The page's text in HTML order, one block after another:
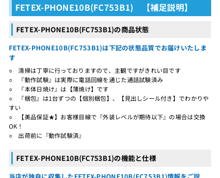
FETEX-PHONE10B(FC753B1) 【補足説明】
FETEX-PHONE10B(FC753B1)の商品状態
FETEX-PHONE10B(FC753B1)は下記の状態品質でお届けいたしま
す
○ 清掃は丁寧に行っておりますので、主観ですがきれい目です
○ 『動作試験』は実際に電話回線を通じた通話試験済み
○ 『本体日焼け』は【薄焼け】です
○ 『梱包』は1台ずつの【個別梱包】、【見出しシール付き】でわかりや
すい
○ 【美品保証★】お客様目線で『外装レベルが期待以下』の場合は交換
OK！
○ 出荷前に『動作試験済』
FETEX-PHONE10B(FC753B1)の機能と仕様